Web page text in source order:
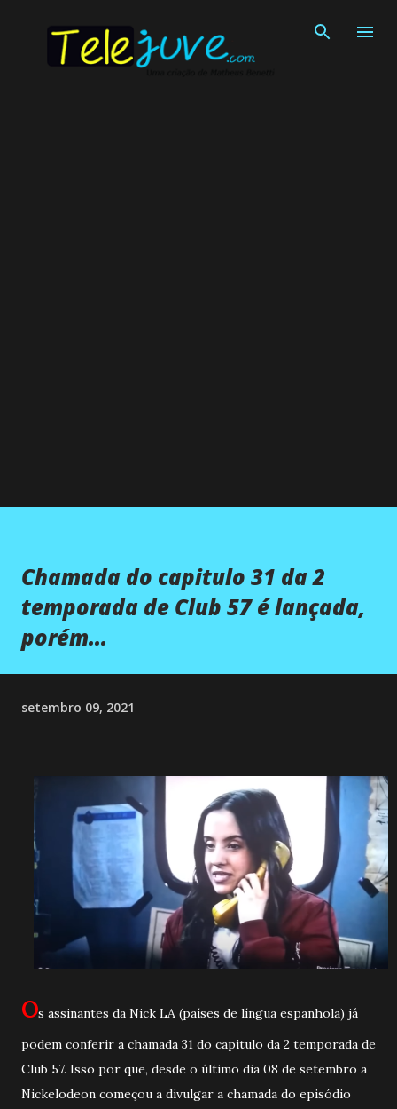
Chamada do capitulo 31 da 2
temporada de Club 57 é lançada,
porém...
setembro 09, 2021
Os assinantes da Nick LA (países de língua espanhola) já
podem conferir a chamada 31 do capitulo da 2 temporada de
Club 57. Isso por que, desde o último dia 08 de setembro a
Nickelodeon começou a divulgar a chamada do episódio